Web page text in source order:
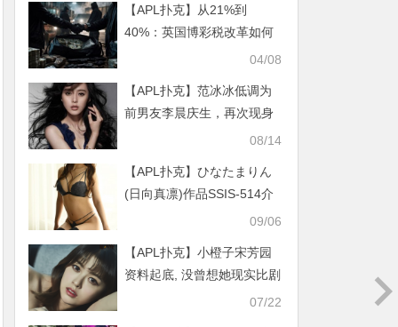
【APL扑克】从21%到
40%：英国博彩税改革如何
04/08
【APL扑克】范冰冰低调为
前男友李晨庆生，再次现身
08/14
【APL扑克】ひなたまりん
(日向真凛)作品SSIS-514介
09/06
【APL扑克】小橙子宋芳园
资料起底, 没曾想她现实比剧
07/22